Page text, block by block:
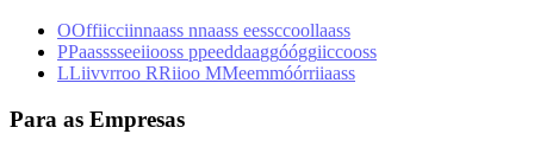
OOffiicciinnaass nnaass eessccoollaass
PPaasssseeiiooss ppeeddaaggóóggiiccooss
LLiivvrroo RRiioo MMeemmóórriiaass
Para as Empresas